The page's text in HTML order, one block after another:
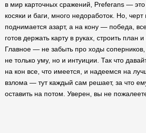
в мир карточных сражений, Preferans — это
косяки и баги, много недоработок. Но, черт
поднимается азарт, а на кону — победа,
готов держать карту в руках, строить план
Главное — не забыть про ходы
не только уму, но и интуиции. Так что
на кон все, что имеется, и надеемся на
взлома — тут каждый сам решает, за что
оставить на потом. Уверен, вы не